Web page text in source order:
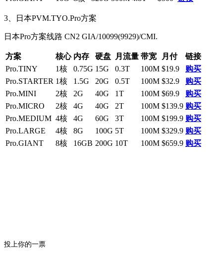
3、日本PVM.TYO.Pro方案
日本Pro方案线路 CN2 GIA/10099(9929)/CMI.
方案 核心 内存 硬盘 月流量 带宽 月付
链接
Pro.TINY
1核 0.75G 15G 0.3T 100M $19.9
购买
Pro.STARTER 1核 1.5G 20G 0.5T 100M $32.9
购买
Pro.MINI
2核 2G 40G 1T 100M $69.9
购买
Pro.MICRO
2核 4G 40G 2T 100M $139.9 购买
Pro.MEDIUM 4核 4G 60G 3T 100M $199.9 购买
Pro.LARGE
4核 8G 100G 5T 100M $329.9 购买
Pro.GIANT
8核 16GB 200G 10T 100M $659.9 购买
投上你的一票